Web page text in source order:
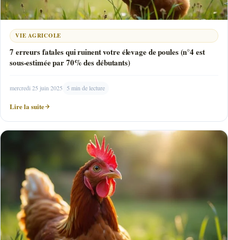
VIE AGRICOLE
7 erreurs fatales qui ruinent votre élevage de poules (n°4 est
sous-estimée par 70% des débutants)
mercredi 25 juin 2025 5 min de lecture
Lire la suite